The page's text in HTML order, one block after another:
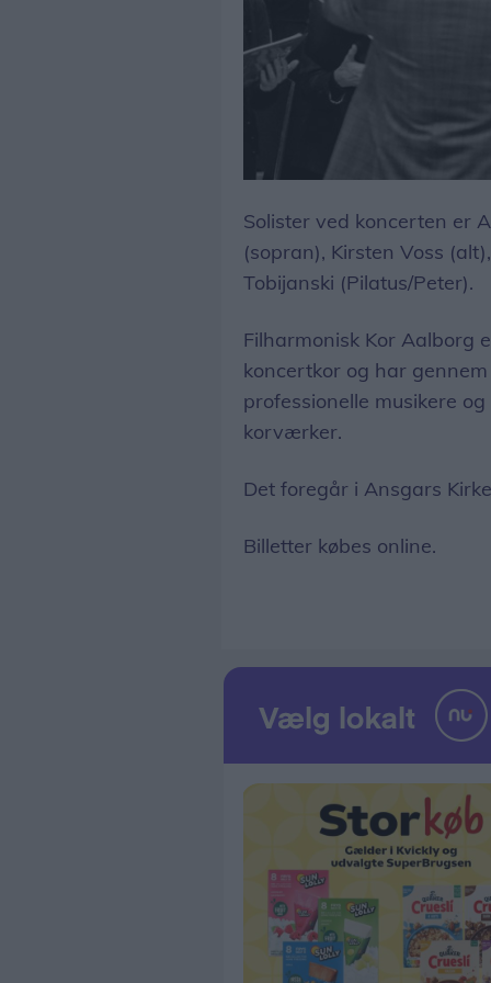
Solister ved koncerten er
(sopran), Kirsten Voss
Tobijanski (Pilatus/Peter).
Filharmonisk Kor Aalborg
koncertkor og har
professionelle musikere
korværker.
Det foregår i Ansgars
Billetter købes online.